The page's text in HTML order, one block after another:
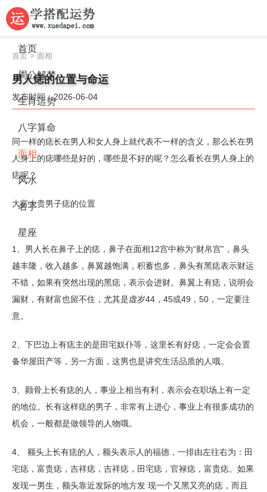
首页
周公解梦
生肖运势
八字算命
面相
风水
名字
星座
首页>面相
男人痣的位置与命运
发布时间：2026-06-04
同一样的痣长在男人和女人身上就代表不一样的含义，那么长在男
人身上的痣哪些是好的，哪些是不好的呢？怎么看长在男人身上的
痣呢？
大富大贵男子痣的位置
1、男人长在鼻子上的痣，鼻子在面相12宫中称为“财帛宫”，鼻头
越丰隆，收入越多，鼻翼越饱满，积蓄也多，鼻头有黑痣表示财运
不错，如果有突然出现的黑痣，表示会进财。鼻翼上有痣，说明会
漏财，有财富也留不住，尤其是虚岁44，45或49，50，一定要注
意。
2、下巴边上有痣主的是田宅奴仆等，这里长有好痣，一定会会置
备华屋田产等，另一方面，这男也是讲究生活品质的人哦。
3、颧骨上长有痣的人，事业上相当有利，表示会在职场上有一定
的地位。长有这样痣的男子，非常有上进心，事业上有很多成功的
机会，一般都是做领导的人物哦。
4、 额头上长有痣的人，额头表示人的福德，一排由左往右为：田
宅痣，富贵痣，吉祥痣，吉祥痣，田宅痣，官禄痣，富贵痣。如果
发现一男生，额头靠近发际的地方发 现一个又黑又亮的痣，而且